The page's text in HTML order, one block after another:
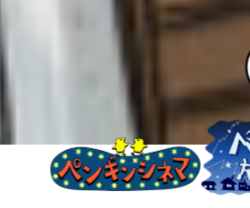
度
み
て
ね